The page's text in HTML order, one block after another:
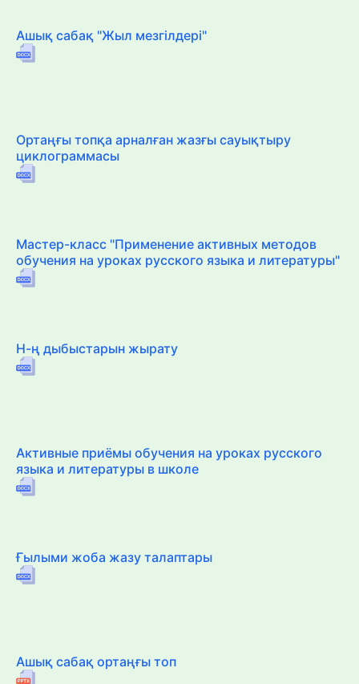
Ашық сабақ "Жыл мезгілдері"
Ортаңғы топқа арналған жазғы сауықтыру
циклограммасы
Мастер-класс "Применение активных методов
обучения на уроках русского языка и литературы"
Н-ң дыбыстарын жырату
Активные приёмы обучения на уроках русского
языка и литературы в школе
Ғылыми жоба жазу талаптары
Ашық сабақ ортаңғы топ